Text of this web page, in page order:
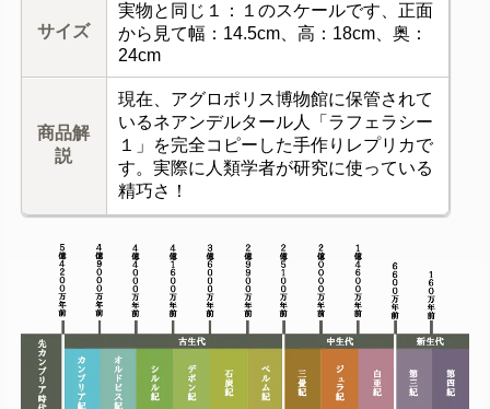
サイズ
実物と同じ１：１のスケールです、正面
から見て幅：14.5cm、高：18cm、奥：
24cm
商品解
説
現在、アグロポリス博物館に保管されて
いるネアンデルタール人「ラフェラシー
１」を完全コピーした手作りレプリカで
す。実際に人類学者が研究に使っている
精巧さ！